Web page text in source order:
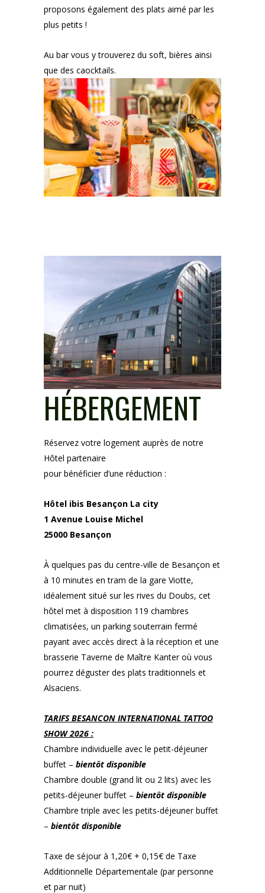
proposons également des plats aimé par les
plus petits !
Au bar vous y trouverez du soft, bières ainsi
que des caocktails.
HÉBERGEMENT
Réservez votre logement auprès de notre
Hôtel partenaire
pour bénéficier d’une réduction :
Hôtel ibis Besançon La city
1 Avenue Louise Michel
25000 Besançon
À quelques pas du centre-ville de Besançon et
à 10 minutes en tram de la gare Viotte,
idéalement situé sur les rives du Doubs, cet
hôtel met à disposition 119 chambres
climatisées, un parking souterrain fermé
payant avec accès direct à la réception et une
brasserie Taverne de Maître Kanter où vous
pourrez déguster des plats traditionnels et
Alsaciens.
TARIFS BESANCON INTERNATIONAL TATTOO
SHOW 2026 :
Chambre individuelle avec le petit-déjeuner
buffet – bientôt disponible
Chambre double (grand lit ou 2 lits) avec les
petits-déjeuner buffet – bientôt disponible
Chambre triple avec les petits-déjeuner buffet
– bientôt disponible
Taxe de séjour à 1,20€ + 0,15€ de Taxe
Additionnelle Départementale (par personne
et par nuit)